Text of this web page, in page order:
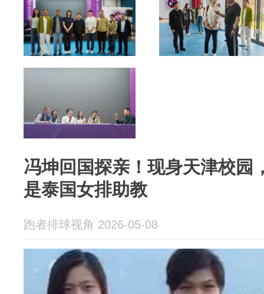
冯坤回国探亲！现身天津校园
是泰国女排助教
跑者排球视角 2026-05-08